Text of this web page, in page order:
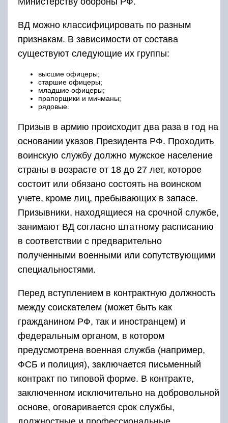
ВД можно классифицировать по разным
признакам. В зависимости от состава
существуют следующие их группы:
высшие офицеры;
старшие офицеры;
младшие офицеры;
прапорщики и мичманы;
рядовые.
Призыв в армию происходит два раза в год на
основании указов Президента РФ. Проходить
воинскую службу должно мужское население
страны в возрасте от 18 до 27 лет, которое
состоит или обязано состоять на воинском
учете, кроме лиц, пребывающих в запасе.
Призывники, находящиеся на срочной службе,
занимают ВД согласно штатному расписанию
в соответствии с предварительно
полученными военными или сопутствующими
специальностями.
Перед вступлением в контрактную должность
между соискателем (может быть как
гражданином РФ, так и иностранцем) и
федеральным органом, в котором
предусмотрена военная служба (например,
ФСБ и полиция), заключается письменный
контракт по типовой форме. В контракте,
заключенном исключительно на добровольной
основе, оговаривается срок службы,